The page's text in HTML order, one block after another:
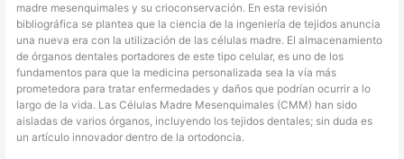
madre mesenquimales y su crioconservación. En esta revisión
bibliográfica se plantea que la ciencia de la ingeniería de tejidos anuncia
una nueva era con la utilización de las células madre. El almacenamiento
de órganos dentales portadores de este tipo celular, es uno de los
fundamentos para que la medicina personalizada sea la vía más
prometedora para tratar enfermedades y daños que podrían ocurrir a lo
largo de la vida. Las Células Madre Mesenquimales (CMM) han sido
aisladas de varios órganos, incluyendo los tejidos dentales; sin duda es
un artículo innovador dentro de la ortodoncia.